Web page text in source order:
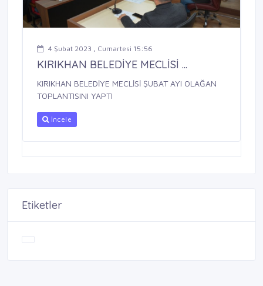
4 Şubat 2023 , Cumartesi 15:56
KIRIKHAN BELEDİYE MECLİSİ ...
KIRIKHAN BELEDİYE MECLİSİ ŞUBAT AYI OLAĞAN
TOPLANTISINI YAPTI
İncele
Etiketler